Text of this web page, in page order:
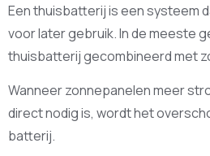
Een thuisbatterij is een systeem
voor later gebruik. In de meeste
thuisbatterij gecombineerd met
Wanneer zonnepanelen meer
direct nodig is, wordt het
batterij.